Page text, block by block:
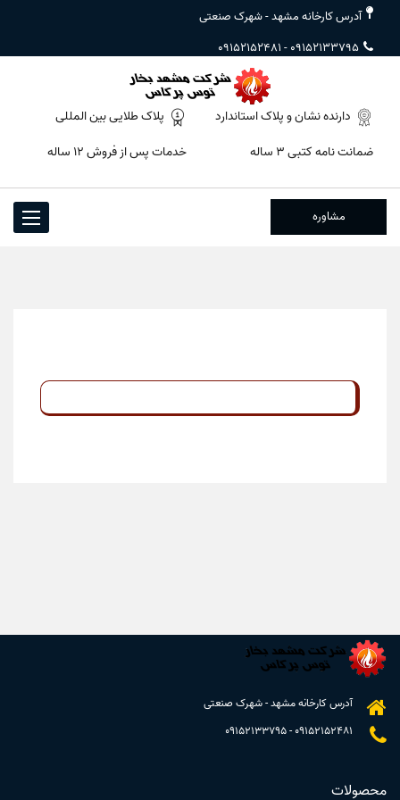
آدرس کارخانه مشهد - شهرک صنعتی
09152133795
-
09152152481
دارنده نشان و پلاک استاندارد
ضمانت نامه کتبی ۳ ساله
پلاک طلایی بین المللی
خدمات پس از فروش ۱۲ ساله
Toggle
مشاوره
آدرس کارخانه مشهد - شهرک صنعتی
09152152481
-
09152133795
محصولات